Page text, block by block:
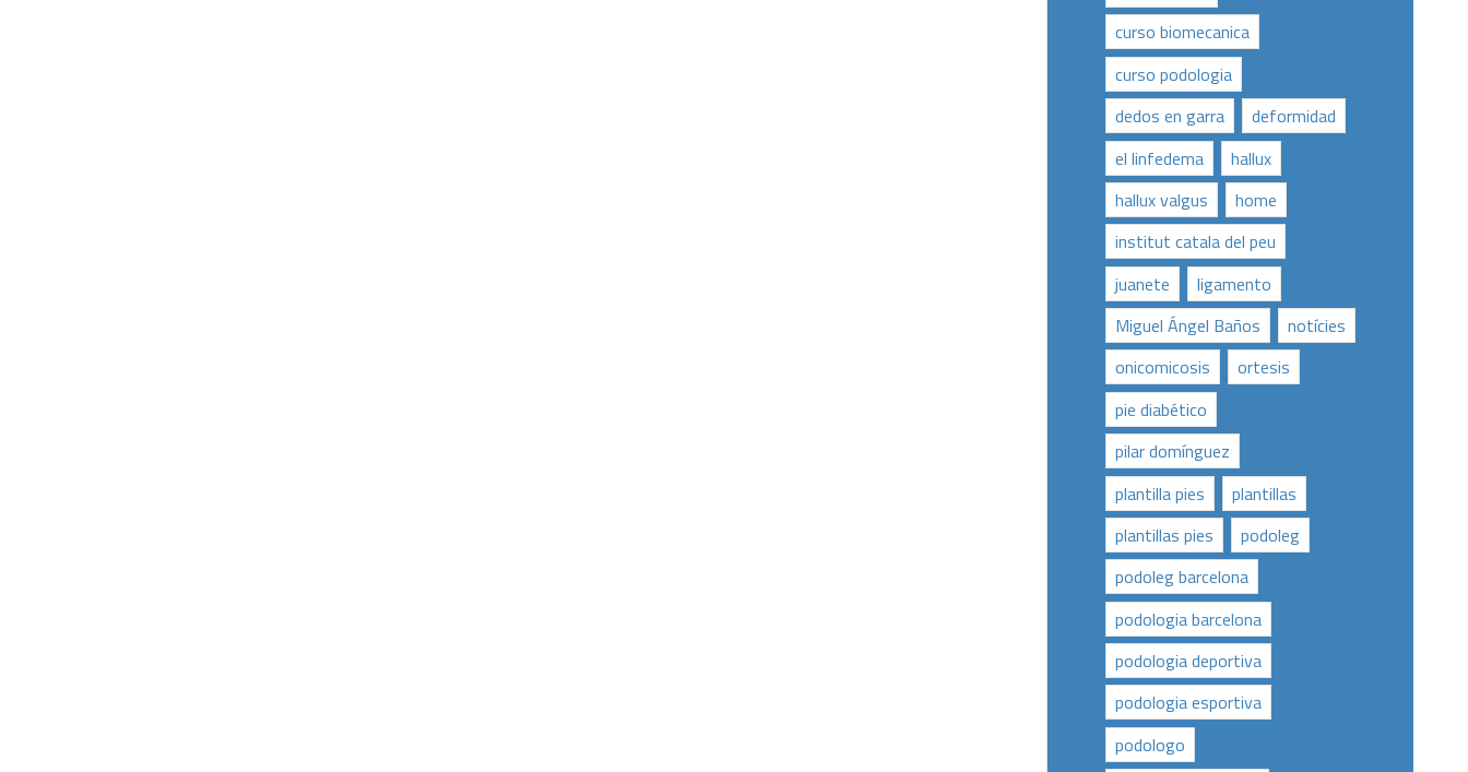
curso biomecanica
curso podologia
dedos en garra
deformidad
el linfedema
hallux
hallux valgus
home
institut catala del peu
juanete
ligamento
Miguel Ángel Baños
notícies
onicomicosis
ortesis
pie diabético
pilar domínguez
plantilla pies
plantillas
plantillas pies
podoleg
podoleg barcelona
podologia barcelona
podologia deportiva
podologia esportiva
podologo